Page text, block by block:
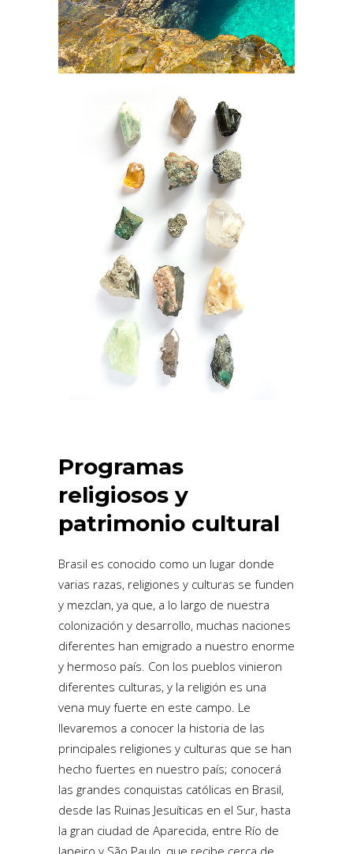
Programas
religiosos y
patrimonio cultural
Brasil es conocido como un lugar donde
varias razas, religiones y culturas se funden
y mezclan, ya que, a lo largo de nuestra
colonización y desarrollo, muchas naciones
diferentes han emigrado a nuestro enorme
y hermoso país. Con los pueblos vinieron
diferentes culturas, y la religión es una
vena muy fuerte en este campo. Le
llevaremos a conocer la historia de las
principales religiones y culturas que se han
hecho fuertes en nuestro país; conocerá
las grandes conquistas católicas en Brasil,
desde las Ruinas Jesuíticas en el Sur, hasta
la gran ciudad de Aparecida, entre Río de